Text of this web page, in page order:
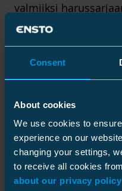
Consent
About cookies
We use cookies to
experience on our
changing your settings,
to receive all cookies
about our privacy policy
valmiiksi
on erittäin helppo ja
Sarjasta löytyvät
varten, eikä
laattasilmuksen
huomioiden.
huomioitu vaijerin
pylvään ympäri.
valmistetaan